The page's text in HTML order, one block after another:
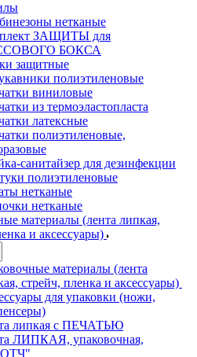
нетканые
ЗАЩИТЫ для
БОКСА
защитные
полиэтиленовые
виниловые
из термоэластопласта
латексные
полиэтиленовые,
санитайзер для дезинфекции
полиэтиленовые
нетканые
нетканые
материалы (лента липкая,
и аксессуары)
материалы (лента
стрейч, пленка и аксессуары)
для упаковки (ножи,
липкая с ПЕЧАТЬЮ
ЛИПКАЯ, упаковочная,